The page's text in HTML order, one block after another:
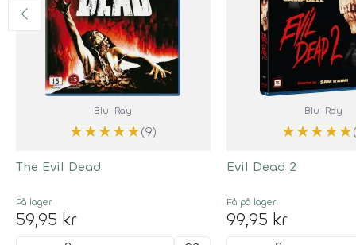
Blu-Ray
★★★★★(9)
The Evil Dead
På lager
59,95 kr
Blu-Ray
★★★★★
Evil Dead 2
Få på lager
99,95 kr